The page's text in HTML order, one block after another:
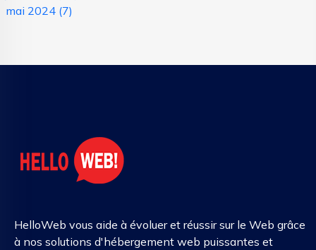
mai 2024 (7)
HelloWeb vous aide à évoluer et réussir sur le Web grâce
à nos solutions d'hébergement web puissantes et